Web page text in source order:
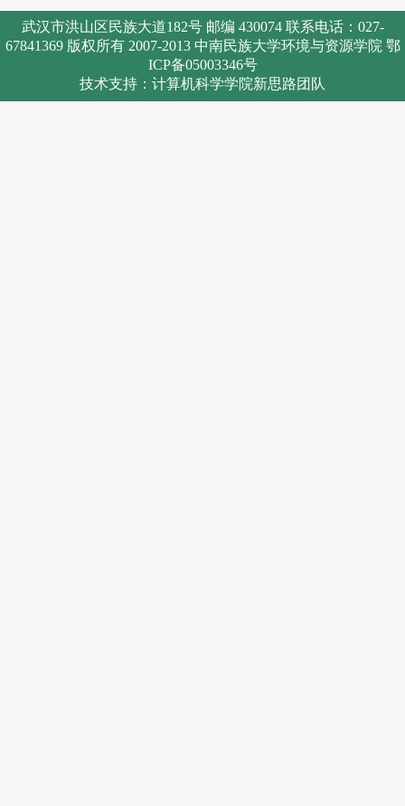
武汉市洪山区民族大道182号 邮编 430074 联系电话：027-
67841369 版权所有 2007-2013 中南民族大学环境与资源学院 鄂
ICP备05003346号
技术支持：计算机科学学院新思路团队